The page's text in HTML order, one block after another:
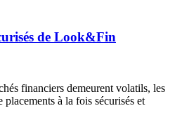
de Look&Fin
financiers demeurent volatils, les
placements à la fois sécurisés et